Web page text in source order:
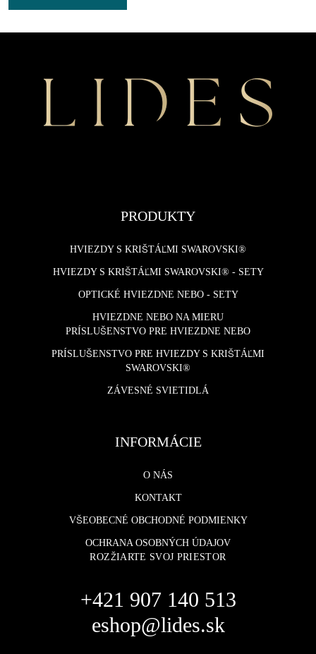
PRODUKTY
HVIEZDY S KRIŠTÁĽMI SWAROVSKI®
HVIEZDY S KRIŠTÁĽMI SWAROVSKI® - SETY
OPTICKÉ HVIEZDNE NEBO - SETY
HVIEZDNE NEBO NA MIERU
PRÍSLUŠENSTVO PRE HVIEZDNE NEBO
PRÍSLUŠENSTVO PRE HVIEZDY S KRIŠTÁĽMI
SWAROVSKI®
ZÁVESNÉ SVIETIDLÁ
INFORMÁCIE
O NÁS
KONTAKT
VŠEOBECNÉ OBCHODNÉ PODMIENKY
OCHRANA OSOBNÝCH ÚDAJOV
ROZŽIARTE SVOJ PRIESTOR
+421 907 140 513
eshop@lides.sk